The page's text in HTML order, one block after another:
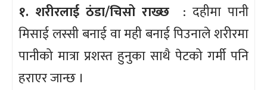
१. शरीरलाई ठंडा/चिसो राख्छ : दहीमा पानी
मिसाई लस्सी बनाई वा मही बनाई पिउनाले शरीरमा
पानीको मात्रा प्रशस्त हुनुका साथै पेटको गर्मी पनि
हराएर जान्छ ।